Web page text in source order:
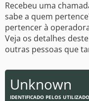
Recebeu uma
sabe a quem
pertencer à
Veja os detalhes
outras pessoas que
Unknown
IDENTIFICADO PELOS